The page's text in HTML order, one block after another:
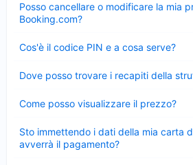
Posso cancellare o modificare la mia
Booking.com?
chiuso
Cos'è il codice PIN e a cosa serve?
chiuso
Dove posso trovare i recapiti della
chiuso
Come posso visualizzare il prezzo?
chiuso
Sto immettendo i dati della mia carta
avverrà il pagamento?
chiuso